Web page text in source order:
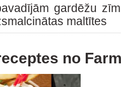
gardēžu
maltītes
no